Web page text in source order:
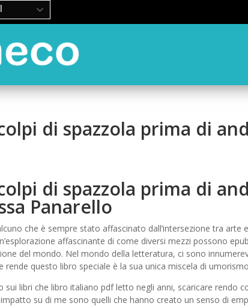
di spazzola prima di
di spazzola prima di
Panarello
che è sempre stato affascinato dall’intersezione tra
affascinante di come diversi mezzi possono
del mondo. Nel mondo della letteratura, ci sono
rende questo libro speciale è la sua unica miscela di
sui libri che libro italiano pdf letto negli anni, scaricare rendo
su di me sono quelli che hanno creato un senso di